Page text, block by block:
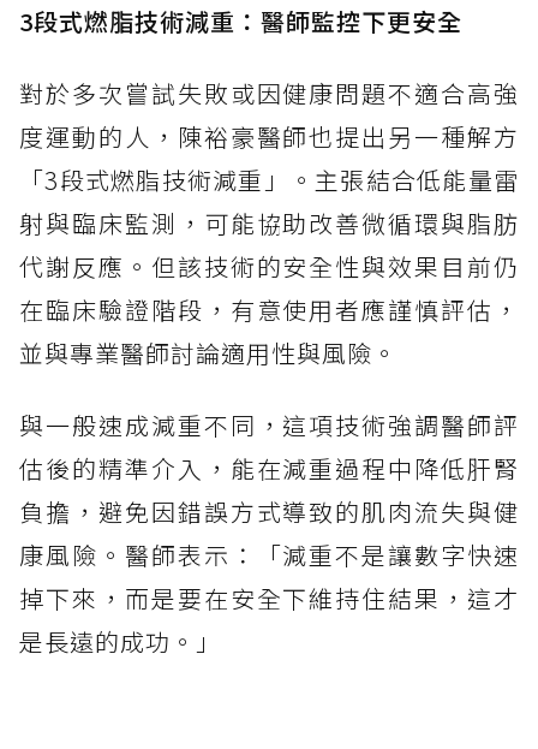
3段式燃脂技術減重：醫師監控下更安全
對於多次嘗試失敗或因健康問題不適合高強
度運動的人，陳裕豪醫師也提出另一種解方
「3段式燃脂技術減重」。主張結合低能量雷
射與臨床監測，可能協助改善微循環與脂肪
代謝反應。但該技術的安全性與效果目前仍
在臨床驗證階段，有意使用者應謹慎評估，
並與專業醫師討論適用性與風險。
與一般速成減重不同，這項技術強調醫師評
估後的精準介入，能在減重過程中降低肝腎
負擔，避免因錯誤方式導致的肌肉流失與健
康風險。醫師表示：「減重不是讓數字快速
掉下來，而是要在安全下維持住結果，這才
是長遠的成功。」